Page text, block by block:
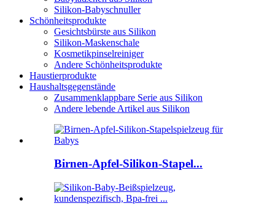
Silikon-Babyschnuller
Schönheitsprodukte
Gesichtsbürste aus Silikon
Silikon-Maskenschale
Kosmetikpinselreiniger
Andere Schönheitsprodukte
Haustierprodukte
Haushaltsgegenstände
Zusammenklappbare Serie aus Silikon
Andere lebende Artikel aus Silikon
Birnen-Apfel-Silikon-Stapel...